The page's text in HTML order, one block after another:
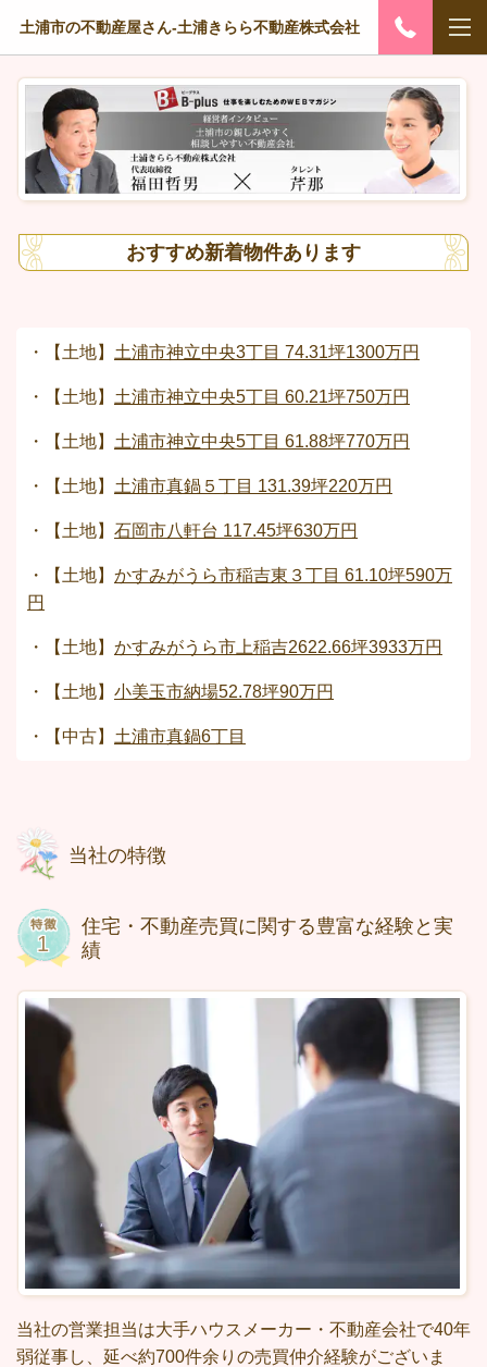
土浦市の不動産屋さん-土浦きらら不動産株式会社
おすすめ新着物件あります
・【土地】 土浦市神立中央3丁目 74.31坪1300万円
・【土地】 土浦市神立中央5丁目 60.21坪750万円
・【土地】 土浦市神立中央5丁目 61.88坪770万円
・【土地】 土浦市真鍋５丁目 131.39坪220万円
・【土地】 石岡市八軒台 117.45坪630万円
・【土地】 かすみがうら市稲吉東３丁目 61.10坪590万
円
・【土地】 かすみがうら市上稲吉2622.66坪3933万円
・【土地】 小美玉市納場52.78坪90万円
・【中古】 土浦市真鍋6丁目
当社の特徴
住宅・不動産売買に関する豊富な経験と実
績
当社の営業担当は大手ハウスメーカー・不動産会社で40年
弱従事し、延べ約700件余りの売買仲介経験がございま